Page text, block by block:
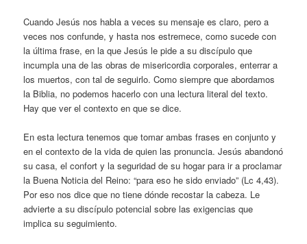
Cuando Jesús nos habla a veces su mensaje es claro, pero a
veces nos confunde, y hasta nos estremece, como sucede con
la última frase, en la que Jesús le pide a su discípulo que
incumpla una de las obras de misericordia corporales, enterrar a
los muertos, con tal de seguirlo. Como siempre que abordamos
la Biblia, no podemos hacerlo con una lectura literal del texto.
Hay que ver el contexto en que se dice.
En esta lectura tenemos que tomar ambas frases en conjunto y
en el contexto de la vida de quien las pronuncia. Jesús abandonó
su casa, el confort y la seguridad de su hogar para ir a proclamar
la Buena Noticia del Reino: “para eso he sido enviado” (Lc 4,43).
Por eso nos dice que no tiene dónde recostar la cabeza. Le
advierte a su discípulo potencial sobre las exigencias que
implica su seguimiento.